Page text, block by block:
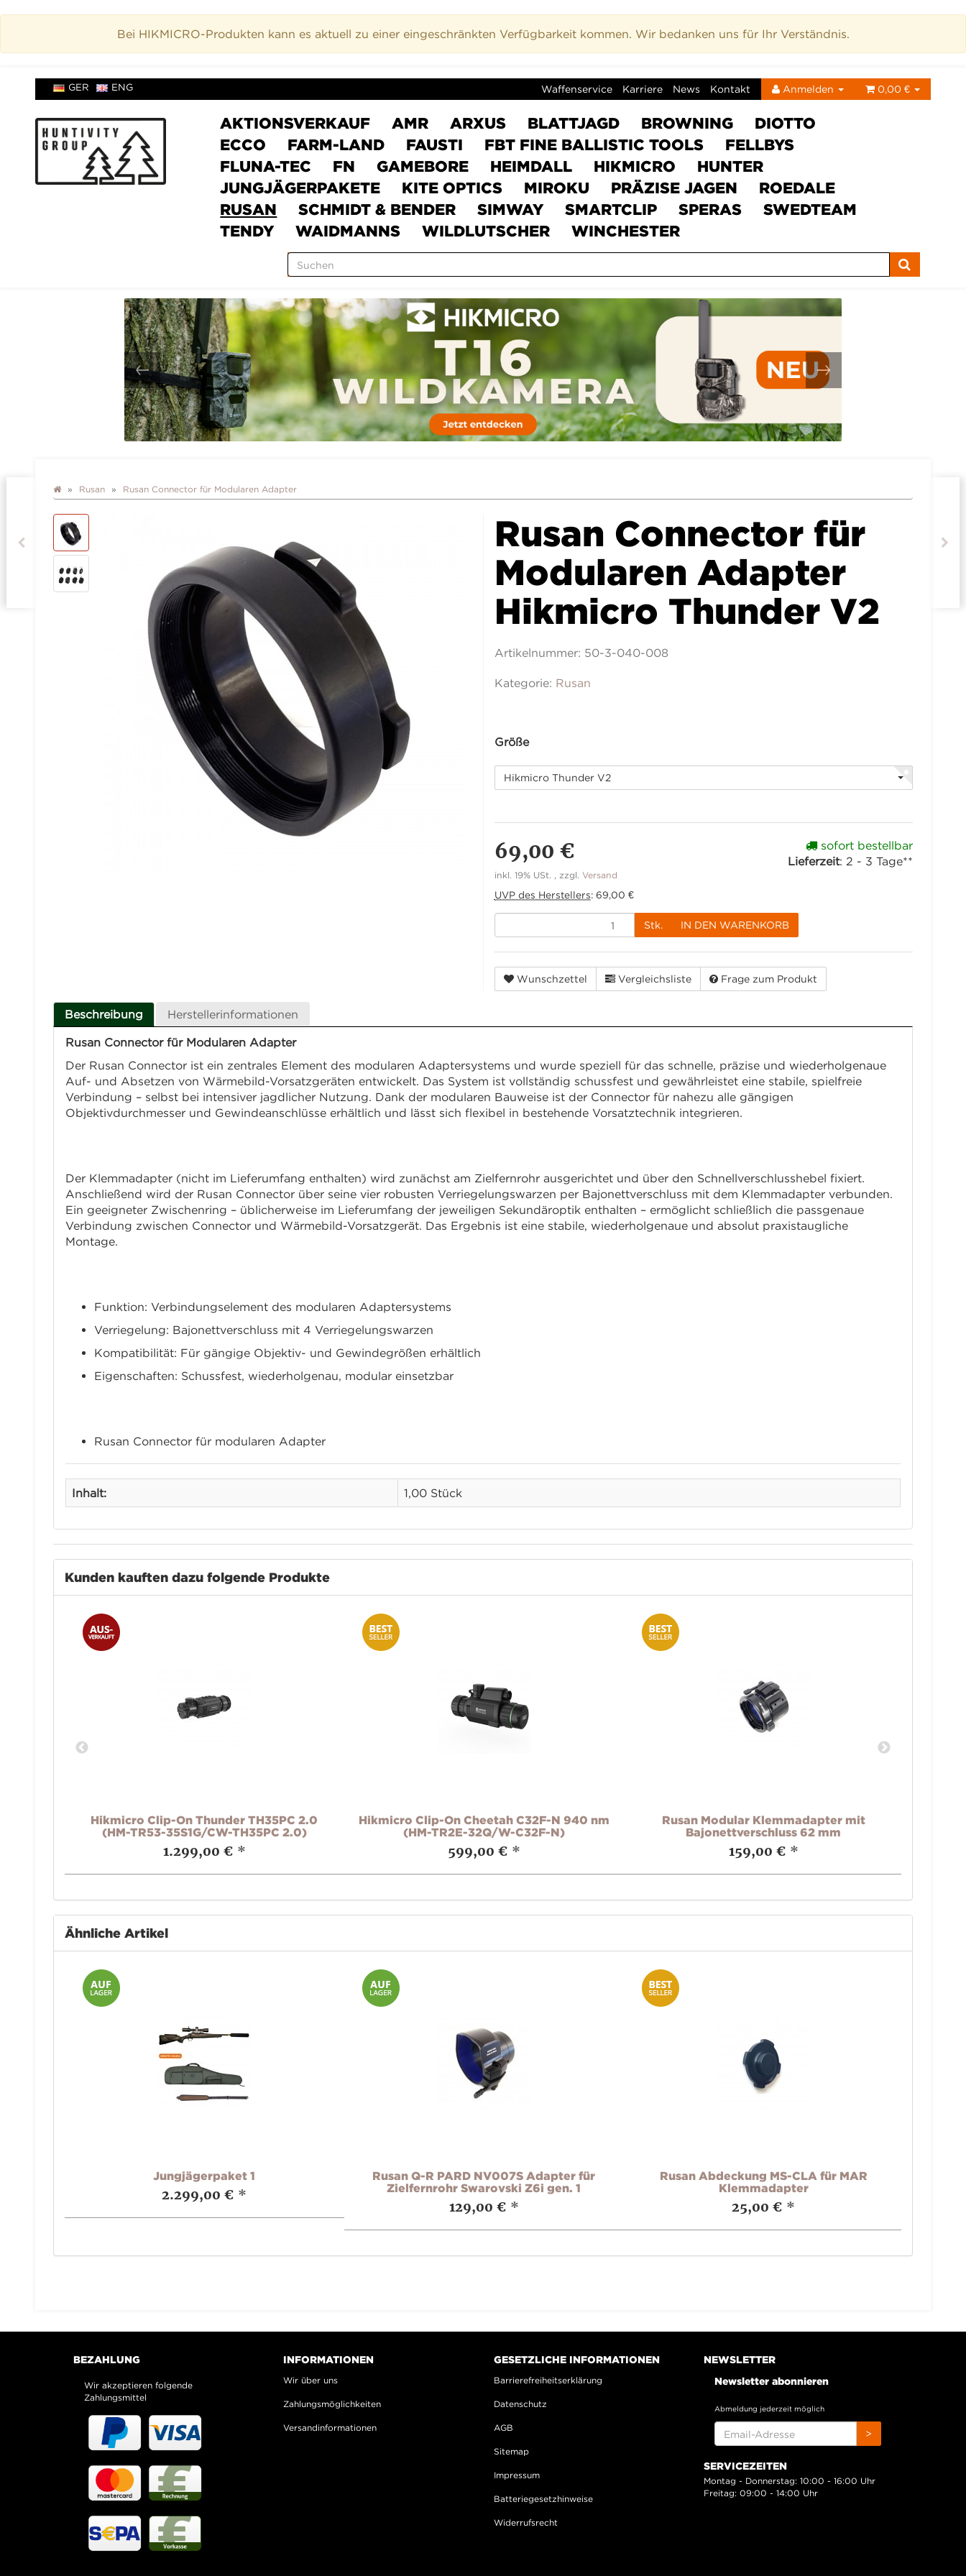
Bei HIKMICRO-Produkten kann es aktuell zu einer eingeschränkten Verfügbarkeit kommen. Wir bedanken uns für Ihr Verständnis.
GER ENG Waffenservice Karriere News Kontakt Anmelden 0,00 €
AKTIONSVERKAUF AMR ARXUS BLATTJAGD BROWNING
DIOTTO
ECCO
FARM-LAND FAUSTI FBT FINE BALLISTIC TOOLS
FELLBYS
FLUNA-TEC
FN GAMEBORE HEIMDALL HIKMICRO
HUNTER
JUNGJÄGERPAKETE
KITE OPTICS MIROKU PRÄZISE JAGEN
ROEDALE
RUSAN
SCHMIDT & BENDER SIMWAY SMARTCLIP SPERAS
SWEDTEAM
TENDY
WAIDMANNS WILDLUTSCHER WINCHESTER
Rusan Rusan Connector für Modularen Adapter
Rusan Connector für
Modularen Adapter
Hikmicro Thunder V2
Artikelnummer: 50-3-040-008
Kategorie: Rusan
Größe
Hikmicro Thunder V2
69,00 €
inkl. 19% USt. , zzgl. Versand
UVP des Herstellers: 69,00 €
sofort bestellbar
Lieferzeit: 2 - 3 Tage**
Stk. IN DEN WARENKORB
Wunschzettel Vergleichsliste Frage zum Produkt
Beschreibung Herstellerinformationen
Rusan Connector für Modularen Adapter
Der Rusan Connector ist ein zentrales Element des modularen Adaptersystems und wurde speziell für das schnelle, präzise und wiederholgenaue
Auf- und Absetzen von Wärmebild-Vorsatzgeräten entwickelt. Das System ist vollständig schussfest und gewährleistet eine stabile, spielfreie
Verbindung – selbst bei intensiver jagdlicher Nutzung. Dank der modularen Bauweise ist der Connector für nahezu alle gängigen
Objektivdurchmesser und Gewindeanschlüsse erhältlich und lässt sich flexibel in bestehende Vorsatztechnik integrieren.
Der Klemmadapter (nicht im Lieferumfang enthalten) wird zunächst am Zielfernrohr ausgerichtet und über den Schnellverschlusshebel fixiert.
Anschließend wird der Rusan Connector über seine vier robusten Verriegelungswarzen per Bajonettverschluss mit dem Klemmadapter verbunden.
Ein geeigneter Zwischenring – üblicherweise im Lieferumfang der jeweiligen Sekundäroptik enthalten – ermöglicht schließlich die passgenaue
Verbindung zwischen Connector und Wärmebild-Vorsatzgerät. Das Ergebnis ist eine stabile, wiederholgenaue und absolut praxistaugliche
Montage.
Funktion: Verbindungselement des modularen Adaptersystems
Verriegelung: Bajonettverschluss mit 4 Verriegelungswarzen
Kompatibilität: Für gängige Objektiv- und Gewindegrößen erhältlich
Eigenschaften: Schussfest, wiederholgenau, modular einsetzbar
Rusan Connector für modularen Adapter
Inhalt: 1,00 Stück
Kunden kauften dazu folgende Produkte
Hikmicro Clip-On Thunder TH35PC 2.0
(HM-TR53-35S1G/CW-TH35PC 2.0)
1.299,00 € *
Hikmicro Clip-On Cheetah C32F-N 940 nm
(HM-TR2E-32Q/W-C32F-N)
599,00 € *
Rusan Modular Klemmadapter mit
Bajonettverschluss 62 mm
159,00 € *
Ähnliche Artikel
Jungjägerpaket 1
2.299,00 € *
Rusan Q-R PARD NV007S Adapter für
Zielfernrohr Swarovski Z6i gen. 1
129,00 € *
Rusan Abdeckung MS-CLA für MAR
Klemmadapter
25,00 € *
BEZAHLUNG
Wir akzeptieren folgende
Zahlungsmittel
INFORMATIONEN
Wir über uns
Zahlungsmöglichkeiten
Versandinformationen
GESETZLICHE INFORMATIONEN
Barrierefreiheitserklärung
Datenschutz
AGB
Sitemap
Impressum
Batteriegesetzhinweise
Widerrufsrecht
NEWSLETTER
Newsletter abonnieren
Abmeldung jederzeit möglich
ADRESSE
>
SERVICEZEITEN
Montag - Donnerstag: 10:00 - 16:00 Uhr
Freitag: 09:00 - 14:00 Uhr